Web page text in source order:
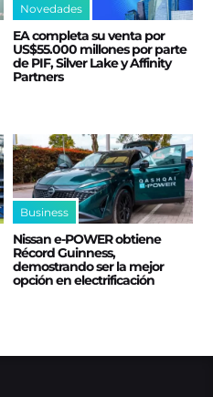
Novedades
EA completa su venta por
US$55.000 millones por parte
de PIF, Silver Lake y Affinity
Partners
Business
Nissan e‑POWER obtiene
Récord Guinness,
demostrando ser la mejor
opción en electrificación